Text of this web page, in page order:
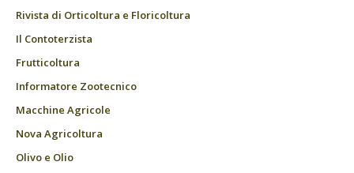
Rivista di Orticoltura e Floricoltura
Il Contoterzista
Frutticoltura
Informatore Zootecnico
Macchine Agricole
Nova Agricoltura
Olivo e Olio